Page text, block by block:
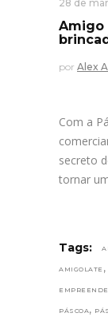
28 de
Amigo
por Alex
Com a
secreto
tornar
Tags:
AMIGOLATE ,
PÁSCOA ,